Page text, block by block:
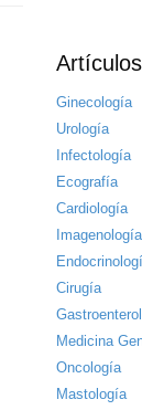
Ginecología
Urología
Infectología
Ecografía
Cardiología
Cirugía
Medicina
Oncología
Mastología